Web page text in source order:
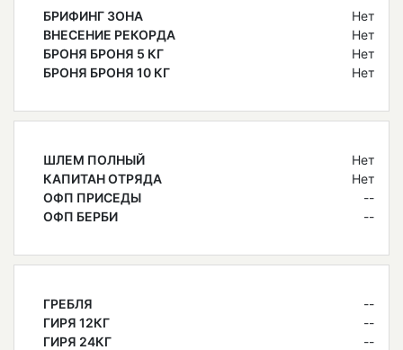
БРИФИНГ ЗОНА
Нет
ВНЕСЕНИЕ РЕКОРДА
Нет
БРОНЯ БРОНЯ 5 КГ
Нет
БРОНЯ БРОНЯ 10 КГ
Нет
ШЛЕМ ПОЛНЫЙ
Нет
КАПИТАН ОТРЯДА
Нет
ОФП ПРИСЕДЫ
--
ОФП БЕРБИ
--
ГРЕБЛЯ
--
ГИРЯ 12КГ
--
ГИРЯ 24КГ
--